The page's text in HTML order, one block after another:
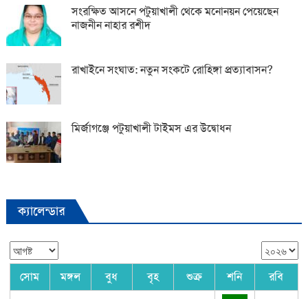
সংরক্ষিত আসনে পটুয়াখালী থেকে মনোনয়ন পেয়েছেন
নাজনীন নাহার রশীদ
রাখাইনে সংঘাত: নতুন সংকটে রোহিঙ্গা প্রত্যাবাসন?
মির্জাগঞ্জে পটুয়াখালী টাইমস এর উদ্বোধন
ক্যালেন্ডার
সোম মঙ্গল বুধ বৃহ শুক্র শনি রবি